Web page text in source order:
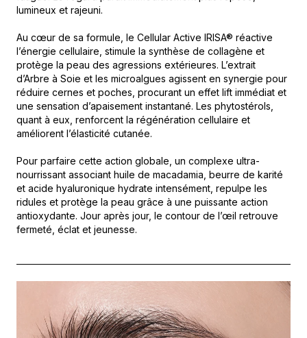
lumineux et rajeuni.
Au cœur de sa formule, le Cellular Active IRISA® réactive
l’énergie cellulaire, stimule la synthèse de collagène et
protège la peau des agressions extérieures. L’extrait
d’Arbre à Soie et les microalgues agissent en synergie pour
réduire cernes et poches, procurant un effet lift immédiat et
une sensation d’apaisement instantané. Les phytostérols,
quant à eux, renforcent la régénération cellulaire et
améliorent l’élasticité cutanée.
Pour parfaire cette action globale, un complexe ultra-
nourrissant associant huile de macadamia, beurre de karité
et acide hyaluronique hydrate intensément, repulpe les
ridules et protège la peau grâce à une puissante action
antioxydante. Jour après jour, le contour de l’œil retrouve
fermeté, éclat et jeunesse.